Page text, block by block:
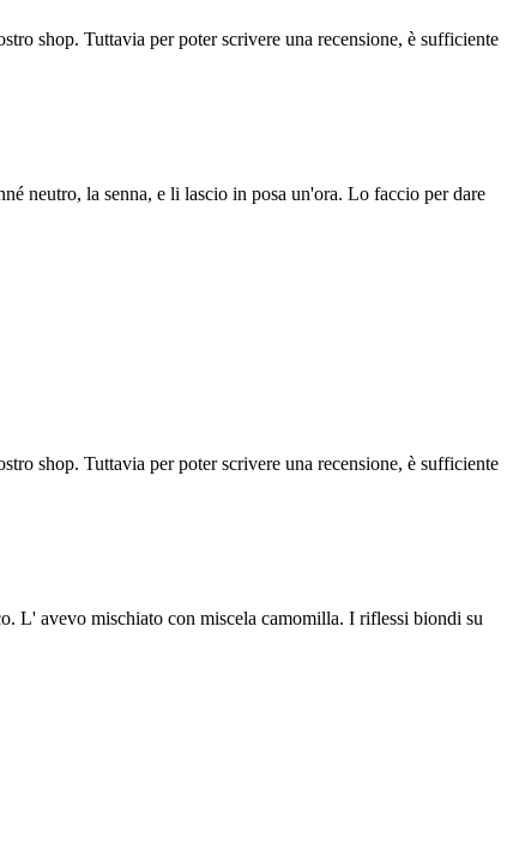
shop. Tuttavia per poter scrivere una recensione, è sufficiente
neutro, la senna, e li lascio in posa un'ora. Lo faccio per dare
shop. Tuttavia per poter scrivere una recensione, è sufficiente
L' avevo mischiato con miscela camomilla. I riflessi biondi su